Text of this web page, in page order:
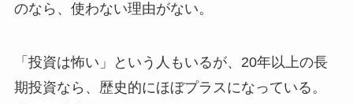
のなら、使わない理由がない。
「投資は怖い」という人もいるが、20年以上の長
期投資なら、歴史的にほぼプラスになっている。